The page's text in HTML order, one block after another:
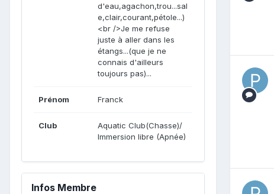
d'eau,agachon,trou...sal
e,clair,courant,pétole...)
<br />Je me refuse
juste à aller dans les
étangs...(que je ne
connais d'ailleurs
toujours pas)...
Prénom Franck
Club
Aquatic Club(Chasse)/
Immersion libre (Apnée)
Infos Membre